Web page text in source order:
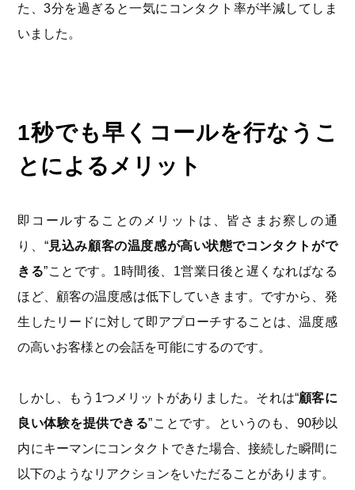
た、3分を過ぎると一気にコンタクト率が半減してしま
いました。
1秒でも早くコールを行なうこ
とによるメリット
即コールすることのメリットは、皆さまお察しの通
り、“見込み顧客の温度感が高い状態でコンタクトがで
きる”ことです。1時間後、1営業日後と遅くなればなる
ほど、顧客の温度感は低下していきます。ですから、発
生したリードに対して即アプローチすることは、温度感
の高いお客様との会話を可能にするのです。
しかし、もう1つメリットがありました。それは“顧客に
良い体験を提供できる”ことです。というのも、90秒以
内にキーマンにコンタクトできた場合、接続した瞬間に
以下のようなリアクションをいただることがあります。